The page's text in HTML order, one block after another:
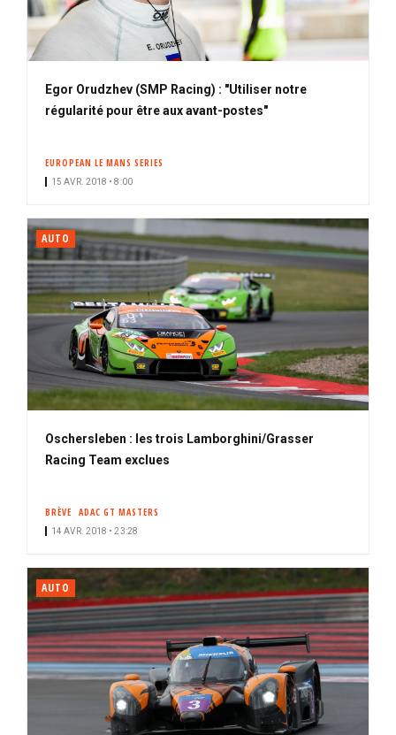
Egor Orudzhev (SMP Racing) : "Utiliser notre
régularité pour être aux avant-postes"
EUROPEAN LE MANS SERIES
15 AVR. 2018 • 8:00
AUTO
Oschersleben : les trois Lamborghini/Grasser
Racing Team exclues
BRÈVE ADAC GT MASTERS
14 AVR. 2018 • 23:28
AUTO